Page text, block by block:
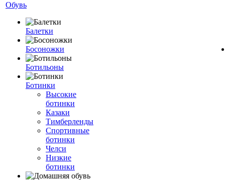
Обувь
Балетки
Босоножки
Ботильоны
Ботинки
Высокие
ботинки
Казаки
Тимберленды
Спортивные
ботинки
Челси
Низкие
ботинки